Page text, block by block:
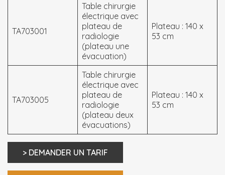
TA703001
Table chirurgie
électrique avec
plateau de
radiologie
(plateau une
évacuation)
Plateau : 140 x
53 cm
TA703005
Table chirurgie
électrique avec
plateau de
radiologie
(plateau deux
évacuations)
Plateau : 140 x
53 cm
> DEMANDER UN TARIF